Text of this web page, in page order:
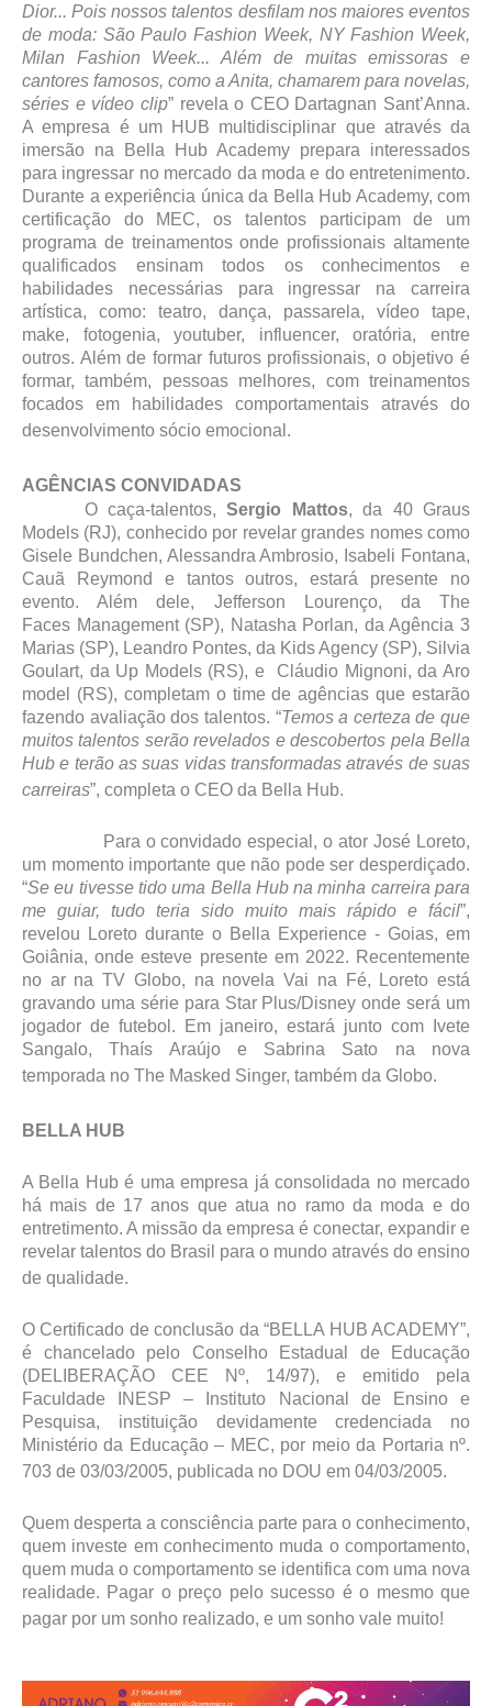
Dior... Pois nossos talentos desfilam nos maiores eventos
de moda: São Paulo Fashion Week, NY Fashion Week,
Milan Fashion Week... Além de muitas emissoras e
cantores famosos, como a Anita, chamarem para novelas,
séries e vídeo clip” revela o CEO Dartagnan Sant’Anna.
A empresa é um HUB multidisciplinar que através da
imersão na Bella Hub Academy prepara interessados
para ingressar no mercado da moda e do entretenimento.
Durante a experiência única da Bella Hub Academy, com
certificação do MEC, os talentos participam de um
programa de treinamentos onde profissionais altamente
qualificados ensinam todos os conhecimentos e
habilidades necessárias para ingressar na carreira
artística, como: teatro, dança, passarela, vídeo tape,
make, fotogenia, youtuber, influencer, oratória, entre
outros. Além de formar futuros profissionais, o objetivo é
formar, também, pessoas melhores, com treinamentos
focados em habilidades comportamentais através do
desenvolvimento sócio emocional.
AGÊNCIAS CONVIDADAS
O caça-talentos,Sergio Mattos, da 40 Graus
Models (RJ), conhecido por revelar grandes nomes como
Gisele Bundchen, Alessandra Ambrosio, Isabeli Fontana,
Cauã Reymond e tantos outros, estará presente no
evento. Além dele, Jefferson Lourenço, da The
Faces Management (SP), Natasha Porlan, da Agência 3
Marias (SP), Leandro Pontes, da Kids Agency (SP), Silvia
Goulart, da Up Models (RS), e Cláudio Mignoni, da Aro
model (RS), completam o time de agências que estarão
fazendo avaliação dos talentos. “Temos a certeza de que
muitos talentos serão revelados e descobertos pela Bella
Hub e terão as suas vidas transformadas através de suas
carreiras”, completa o CEO da Bella Hub.
Para o convidado especial, o ator José Loreto,
um momento importante que não pode ser desperdiçado.
“Se eu tivesse tido uma Bella Hub na minha carreira para
me guiar, tudo teria sido muito mais rápido e fácil”,
revelou Loreto durante o Bella Experience - Goias, em
Goiânia, onde esteve presente em 2022. Recentemente
no ar na TV Globo, na novela Vai na Fé, Loreto está
gravando uma série para Star Plus/Disney onde será um
jogador de futebol. Em janeiro, estará junto com Ivete
Sangalo, Thaís Araújo e Sabrina Sato na nova
temporada no The Masked Singer, também da Globo.
BELLA HUB
A Bella Hub é uma empresa já consolidada no mercado
há mais de 17 anos que atua no ramo da moda e do
entretimento. A missão da empresa é conectar, expandir e
revelar talentos do Brasil para o mundo através do ensino
de qualidade.
O Certificado de conclusão da “BELLA HUB ACADEMY”,
é chancelado pelo Conselho Estadual de Educação
(DELIBERAÇÃO CEE Nº, 14/97), e emitido pela
Faculdade INESP – Instituto Nacional de Ensino e
Pesquisa, instituição devidamente credenciada no
Ministério da Educação – MEC, por meio da Portaria nº.
703 de 03/03/2005, publicada no DOU em 04/03/2005.
Quem desperta a consciência parte para o conhecimento,
quem investe em conhecimento muda o comportamento,
quem muda o comportamento se identifica com uma nova
realidade. Pagar o preço pelo sucesso é o mesmo que
pagar por um sonho realizado, e um sonho vale muito!